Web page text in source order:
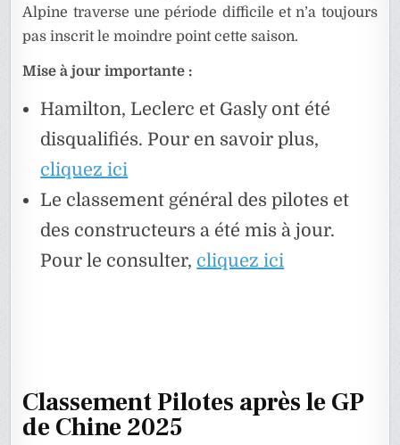
Alpine traverse une période difficile et n’a toujours
pas inscrit le moindre point cette saison.
Mise à jour importante :
Hamilton, Leclerc et Gasly ont été
disqualifiés. Pour en savoir plus,
cliquez ici
Le classement général des pilotes et
des constructeurs a été mis à jour.
Pour le consulter, cliquez ici
Classement Pilotes après le GP
de Chine 2025